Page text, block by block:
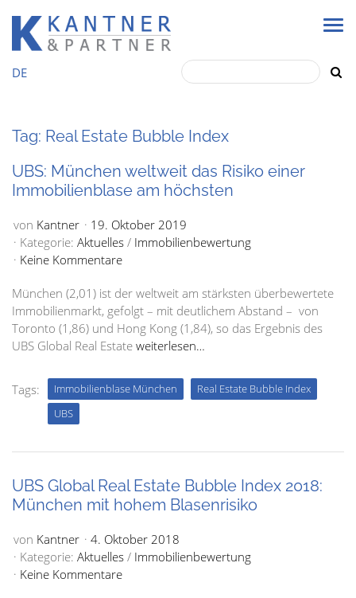
DE
Tag: Real Estate Bubble Index
UBS: München weltweit das Risiko einer
Immobilienblase am höchsten
von Kantner
19. Oktober 2019
Kategorie: Aktuelles / Immobilienbewertung
Keine Kommentare
München (2,01) ist der weltweit am stärksten überbewertete
Immobilienmarkt, gefolgt – mit deutlichem Abstand – von
Toronto (1,86) und Hong Kong (1,84), so das Ergebnis des
UBS Global Real Estate weiterlesen…
Tags: Immobilienblase München
Real Estate Bubble Index
UBS
UBS Global Real Estate Bubble Index 2018:
München mit hohem Blasenrisiko
von Kantner
4. Oktober 2018
Kategorie: Aktuelles / Immobilienbewertung
Keine Kommentare